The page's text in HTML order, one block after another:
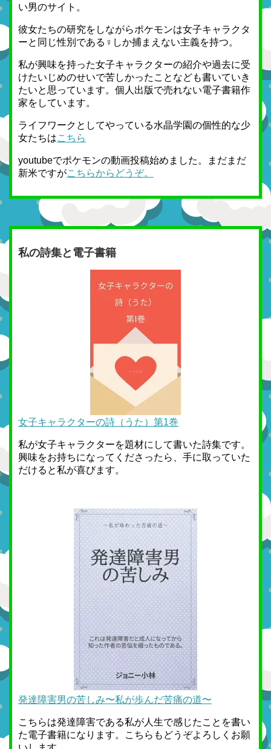
い男のサイト。
彼女たちの研究をしながらポケモンは女子キャラクタ
ーと同じ性別である♀しか捕まえない主義を持つ。
私が興味を持った女子キャラクターの紹介や過去に受
けたいじめのせいで苦しかったことなども書いていき
たいと思っています。個人出版で売れない電子書籍作
家をしています。
ライフワークとしてやっている水晶学園の個性的な少
女たちはこちら
youtubeでポケモンの動画投稿始めました。まだまだ
新米ですがこちらからどうぞ。
私の詩集と電子書籍
女子キャラクターの詩（うた）第1巻
私が女子キャラクターを題材にして書いた詩集です。
興味をお持ちになってくださったら、手に取っていた
だけると私が喜びます。
発達障害男の苦しみ〜私が歩んだ苦痛の道〜
こちらは発達障害である私が人生で感じたことを書い
た電子書籍になります。こちらもどうぞよろしくお願